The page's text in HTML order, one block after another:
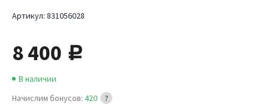
Артикул: 831056028
8 400 руб.
Начислим бонусов: 420
В наличии